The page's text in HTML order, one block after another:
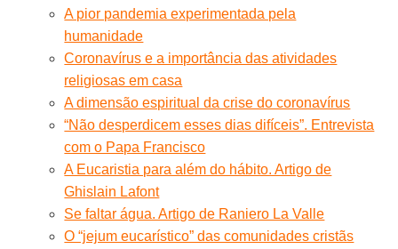
A pior pandemia experimentada pela
humanidade
Coronavírus e a importância das atividades
religiosas em casa
A dimensão espiritual da crise do coronavírus
“Não desperdicem esses dias difíceis”. Entrevista
com o Papa Francisco
A Eucaristia para além do hábito. Artigo de
Ghislain Lafont
Se faltar água. Artigo de Raniero La Valle
O “jejum eucarístico” das comunidades cristãs